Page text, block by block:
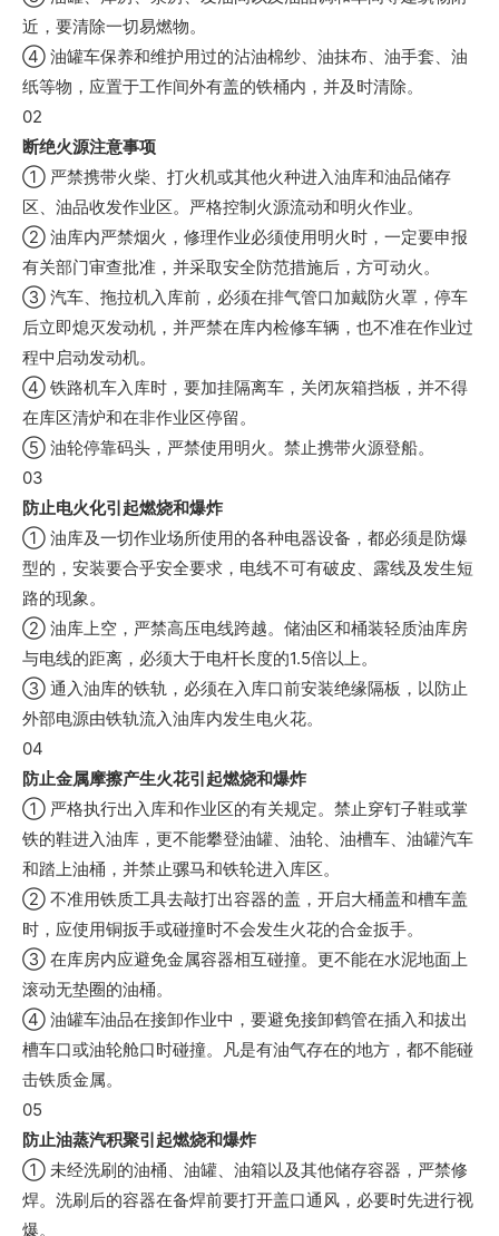
近，要清除一切易燃物。
④ 油罐车保养和维护用过的沾油棉纱、油抹布、油手套、油
纸等物，应置于工作间外有盖的铁桶内，并及时清除。
02
断绝火源注意事项
① 严禁携带火柴、打火机或其他火种进入油库和油品储存
区、油品收发作业区。严格控制火源流动和明火作业。
② 油库内严禁烟火，修理作业必须使用明火时，一定要申报
有关部门审查批准，并采取安全防范措施后，方可动火。
③ 汽车、拖拉机入库前，必须在排气管口加戴防火罩，停车
后立即熄灭发动机，并严禁在库内检修车辆，也不准在作业过
程中启动发动机。
④ 铁路机车入库时，要加挂隔离车，关闭灰箱挡板，并不得
在库区清炉和在非作业区停留。
⑤ 油轮停靠码头，严禁使用明火。禁止携带火源登船。
03
防止电火化引起燃烧和爆炸
① 油库及一切作业场所使用的各种电器设备，都必须是防爆
型的，安装要合乎安全要求，电线不可有破皮、露线及发生短
路的现象。
② 油库上空，严禁高压电线跨越。储油区和桶装轻质油库房
与电线的距离，必须大于电杆长度的1.5倍以上。
③ 通入油库的铁轨，必须在入库口前安装绝缘隔板，以防止
外部电源由铁轨流入油库内发生电火花。
04
防止金属摩擦产生火花引起燃烧和爆炸
① 严格执行出入库和作业区的有关规定。禁止穿钉子鞋或掌
铁的鞋进入油库，更不能攀登油罐、油轮、油槽车、油罐汽车
和踏上油桶，并禁止骡马和铁轮进入库区。
② 不准用铁质工具去敲打出容器的盖，开启大桶盖和槽车盖
时，应使用铜扳手或碰撞时不会发生火花的合金扳手。
③ 在库房内应避免金属容器相互碰撞。更不能在水泥地面上
滚动无垫圈的油桶。
④ 油罐车油品在接卸作业中，要避免接卸鹤管在插入和拔出
槽车口或油轮舱口时碰撞。凡是有油气存在的地方，都不能碰
击铁质金属。
05
防止油蒸汽积聚引起燃烧和爆炸
① 未经洗刷的油桶、油罐、油箱以及其他储存容器，严禁修
焊。洗刷后的容器在备焊前要打开盖口通风，必要时先进行视
爆。